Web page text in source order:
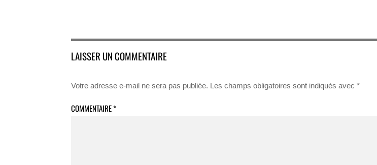
LAISSER UN COMMENTAIRE
Votre adresse e-mail ne sera pas publiée. Les champs obligatoires sont indiqués avec *
COMMENTAIRE*